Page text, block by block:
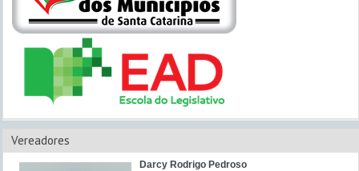
Vereadores
Darcy Rodrigo Pedroso